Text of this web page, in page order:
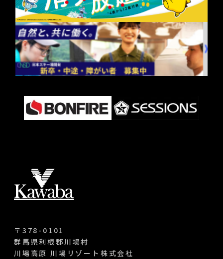
〒378-0101
群馬県利根郡川場村
川場高原 川場リゾート株式会社